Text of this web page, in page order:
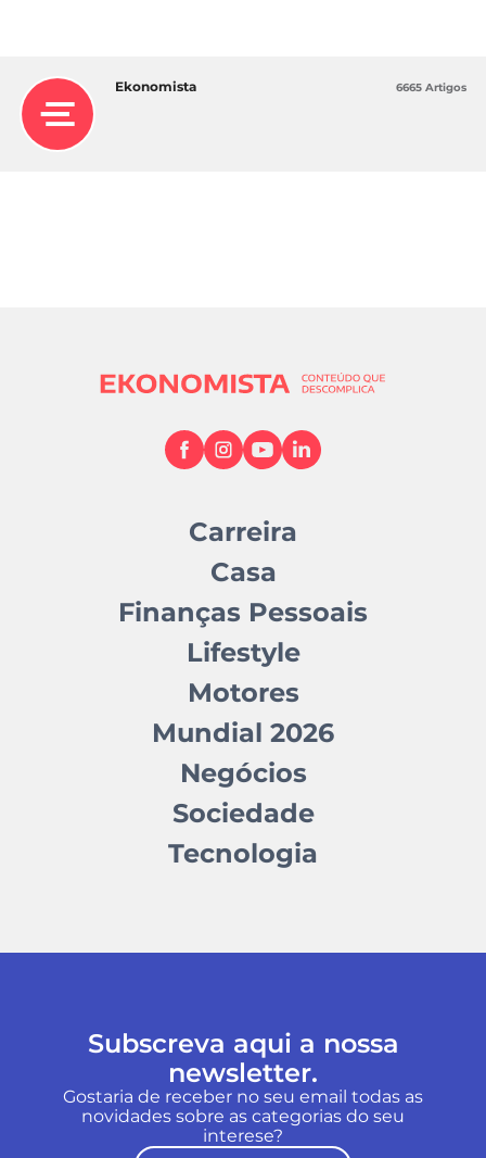
Ekonomista 6665 Artigos
Carreira
Casa
Finanças Pessoais
Lifestyle
Motores
Mundial 2026
Negócios
Sociedade
Tecnologia
Subscreva aqui a nossa
newsletter.
Gostaria de receber no seu email todas as
novidades sobre as categorias do seu
interese?